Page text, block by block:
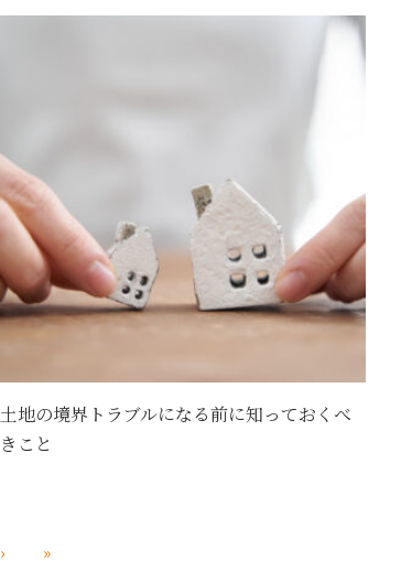
土地の境界トラブルになる前に知っておくべ
きこと
› »